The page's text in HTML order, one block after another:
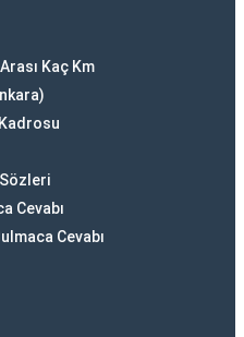
Kaç Km
Cevabı
Cevabı